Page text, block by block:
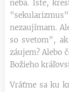
neba. Iste,
nezaujímam.
so svetom",
záujem? Alebo
Božieho
Vráťme sa ku